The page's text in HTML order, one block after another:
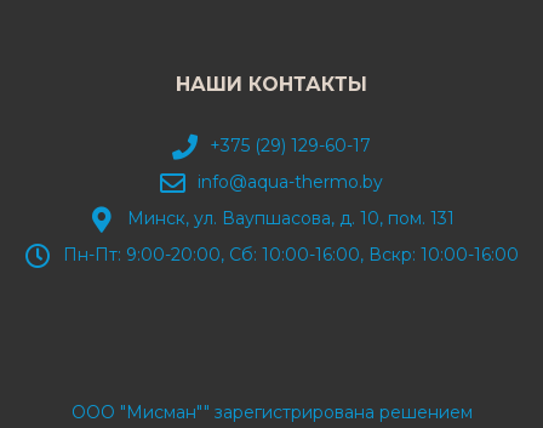
НАШИ КОНТАКТЫ
+375 (29) 129-60-17
info@aqua-thermo.by
Минск, ул. Ваупшасова, д. 10, пом. 131
Пн-Пт: 9:00-20:00, Сб: 10:00-16:00, Вскр: 10:00-16:00
ООО "Мисман"" зарегистрирована решением